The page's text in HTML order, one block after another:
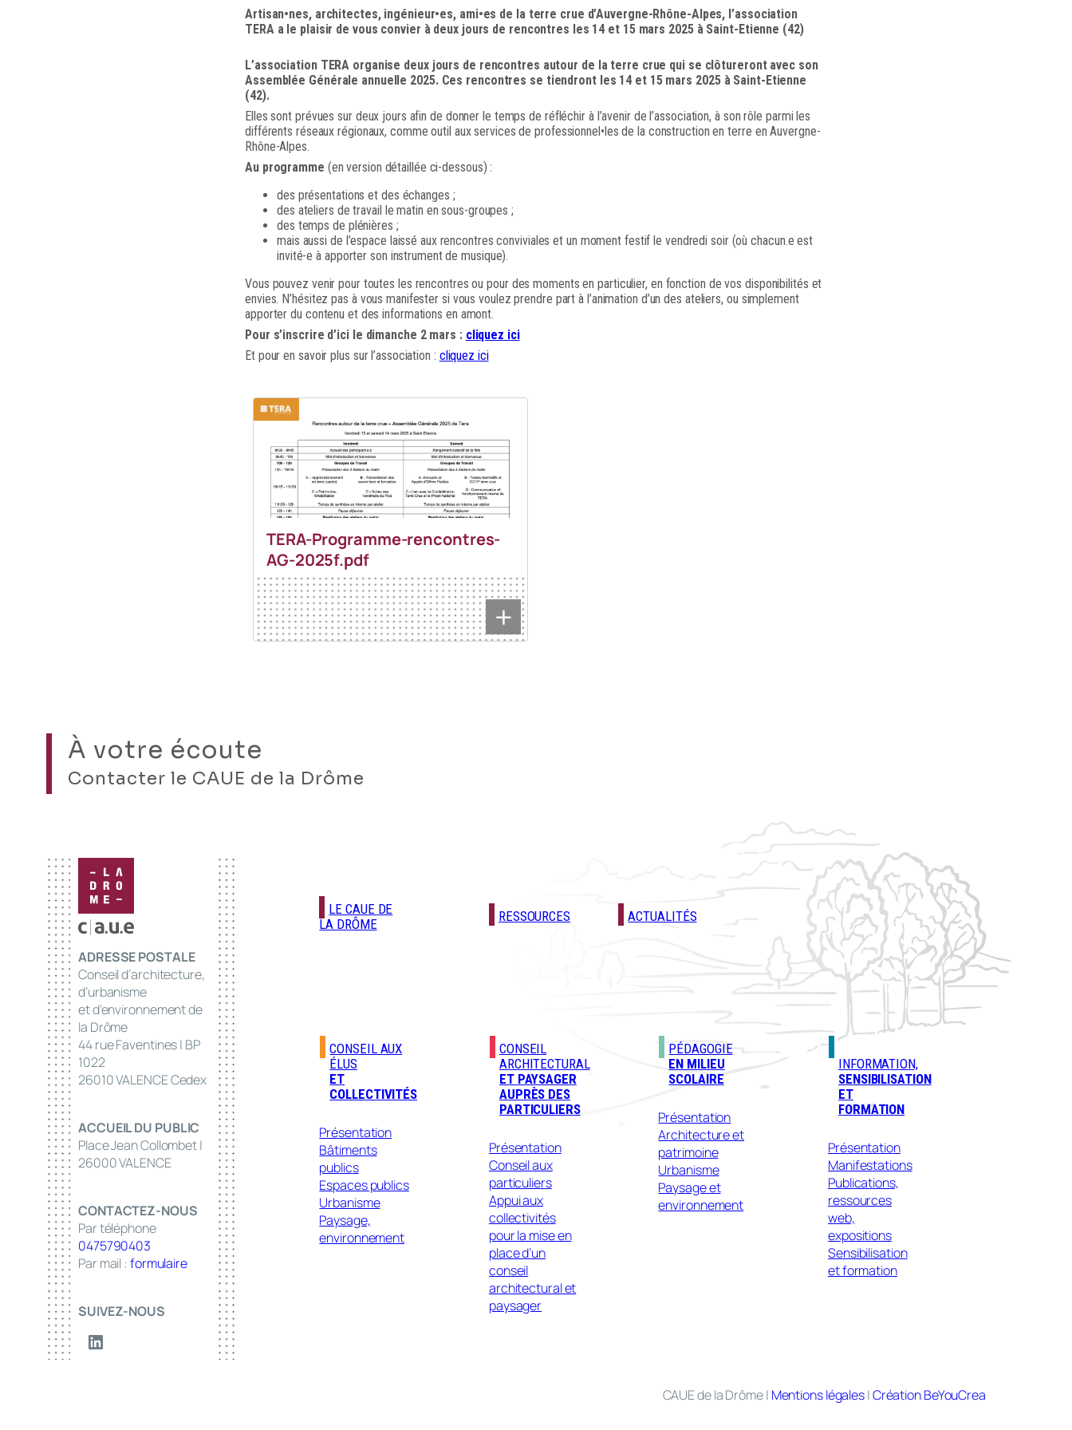
Artisan•nes, architectes, ingénieur•es, ami•es de la terre crue d’Auvergne-Rhône-Alpes, l’association
TERA a le plaisir de vous convier à deux jours de rencontres les 14 et 15 mars 2025 à Saint-Etienne (42)
L’association TERA organise deux jours de rencontres autour de la terre crue qui se clôtureront avec son
Assemblée Générale annuelle 2025. Ces rencontres se tiendront les 14 et 15 mars 2025 à Saint-Etienne
(42).
Elles sont prévues sur deux jours afin de donner le temps de réfléchir à l’avenir de l’association, à son rôle parmi les
différents réseaux régionaux, comme outil aux services de professionnel•les de la construction en terre en Auvergne-
Rhône-Alpes.
Au programme (en version détaillée ci-dessous) :
des présentations et des échanges ;
des ateliers de travail le matin en sous-groupes ;
des temps de plénières ;
mais aussi de l’espace laissé aux rencontres conviviales et un moment festif le vendredi soir (où chacun.e est
invité-e à apporter son instrument de musique).
Vous pouvez venir pour toutes les rencontres ou pour des moments en particulier, en fonction de vos disponibilités et
envies. N’hésitez pas à vous manifester si vous voulez prendre part à l’animation d’un des ateliers, ou simplement
apporter du contenu et des informations en amont.
Pour s’inscrire d’ici le dimanche 2 mars : cliquez ici
Et pour en savoir plus sur l’association : cliquez ici
TERA-Programme-rencontres-
AG-2025f.pdf
+
À votre écoute
Contacter le CAUE de la Drôme
ADRESSE POSTALE
Conseil d’architecture,
d’urbanisme
et d’environnement de
la Drôme
44 rue Faventines | BP
1022
26010 VALENCE Cedex
ACCUEIL DU PUBLIC
Place Jean Collombet |
26000 VALENCE
CONTACTEZ-NOUS
Par téléphone
0475790403
Par mail : formulaire
SUIVEZ-NOUS
LE CAUE DE
LA DRÔME
RESSOURCES ACTUALITÉS
CONSEIL AUX
ÉLUS
ET
COLLECTIVITÉS
Présentation
Bâtiments
publics
Espaces publics
Urbanisme
Paysage,
environnement
CONSEIL
ARCHITECTURAL
ET PAYSAGER
AUPRÈS DES
PARTICULIERS
Présentation
Conseil aux
particuliers
Appui aux
collectivités
pour la mise en
place d’un
conseil
architectural et
paysager
PÉDAGOGIE
EN MILIEU
SCOLAIRE
Présentation
Architecture et
patrimoine
Urbanisme
Paysage et
environnement
INFORMATION,
SENSIBILISATION
ET
FORMATION
Présentation
Manifestations
Publications,
ressources
web,
expositions
Sensibilisation
et formation
CAUE de la Drôme | Mentions légales|Création BeYouCrea